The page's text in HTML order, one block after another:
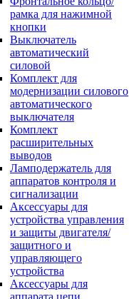
рамка для нажимной
кнопки
Выключатель
автоматический
силовой
Комплект для
модернизации силового
автоматического
выключателя
Комплект
расширительных
выводов
Ламподержатель для
аппаратов контроля и
сигнализации
Аксессуары для
устройства управления
и защиты двигателя/
защитного и
управляющего
устройства
Аксессуары для
аппарата цепи